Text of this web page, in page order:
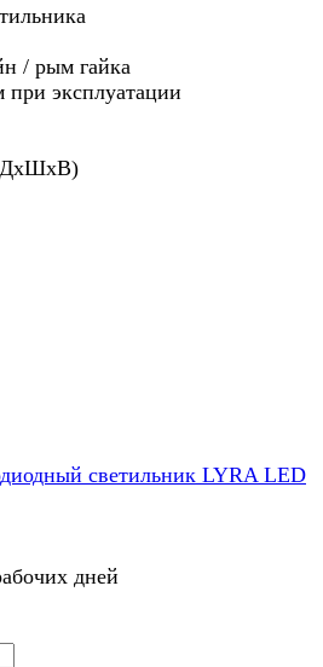
/ рым гайка
эксплуатации
светильник LYRA LED
дней